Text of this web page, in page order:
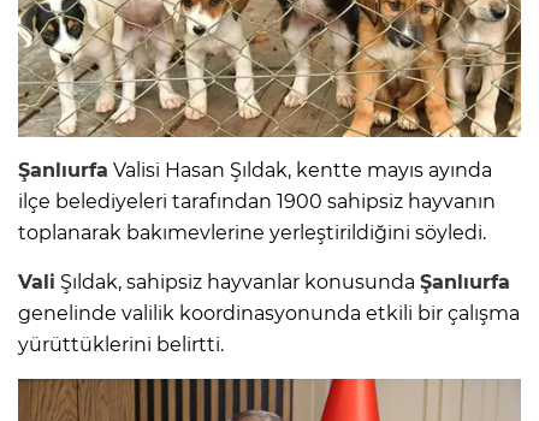
Şanlıurfa Valisi Hasan Şıldak, kentte mayıs ayında
ilçe belediyeleri tarafından 1900 sahipsiz hayvanın
toplanarak bakımevlerine yerleştirildiğini söyledi.
Vali Şıldak, sahipsiz hayvanlar konusunda Şanlıurfa
genelinde valilik koordinasyonunda etkili bir çalışma
yürüttüklerini belirtti.